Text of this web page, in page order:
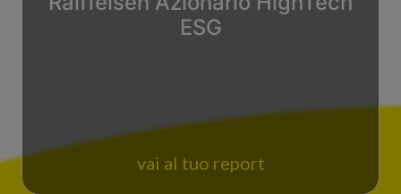
ESG
vai al tuo report